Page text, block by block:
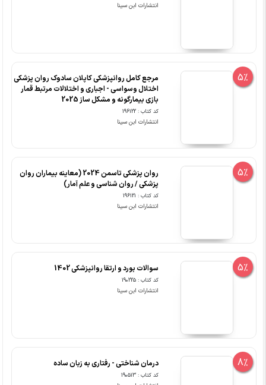
انتشارات ابن سینا
5%
مرجع کامل روانپزشکی کاپلان سادوک روان پزشکی
اختلال وسواسی - اجباری و اختلالات مرتبط قمار
بازی بیمارگونه و مشکل ساز 2025
کد کتاب : 196122
انتشارات ابن سینا
5%
روان پزشکی تاسمن 2024 (معاینه بیماران روان
پزشکی / روان شناسی و علم آمار)
کد کتاب : 196121
انتشارات ابن سینا
5% سوالات بورد و ارتقا روانپزشکی 1402
کد کتاب : 190225
انتشارات ابن سینا
8% درمان شناختی - رفتاری به زبان ساده
کد کتاب : 190513